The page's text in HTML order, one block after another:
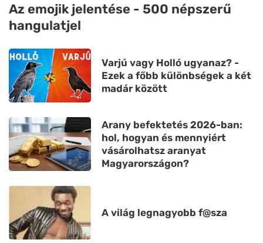
Az emojik jelentése - 500 népszerű
hangulatjel
Varjú vagy Holló ugyanaz? -
Ezek a főbb különbségek a két
madár között
Arany befektetés 2026-ban:
hol, hogyan és mennyiért
vásárolhatsz aranyat
Magyarországon?
A világ legnagyobb f@sza